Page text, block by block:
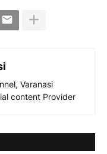
Varanasi
content Provider